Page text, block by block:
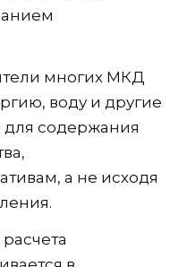
многих МКД
воду и другие
содержания
а не исходя